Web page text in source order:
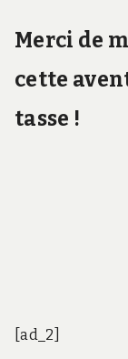
Merci de
cette
tasse !
[ad_2]